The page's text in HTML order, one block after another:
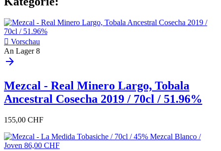
 Vorschau
An Lager 8
arrow_forward
Mezcal - Real Minero Largo, Tobala
Ancestral Cosecha 2019 / 70cl / 51.96%
155,00 CHF